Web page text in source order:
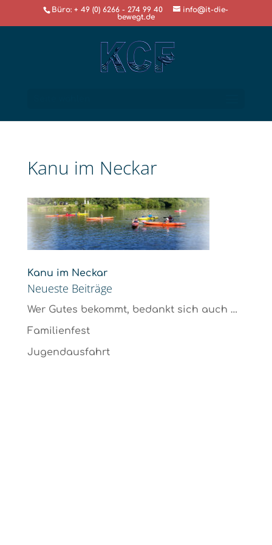
Büro: + 49 (0) 6266 - 274 99 40
info@it-die-
bewegt.de
Kanu im Neckar
Kanu im Neckar
Neueste Beiträge
Wer Gutes bekommt, bedankt sich auch …
Familienfest
Jugendausfahrt